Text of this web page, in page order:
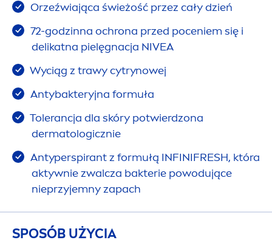
Orzeźwiająca świeżość przez cały dzień
72-godzinna ochrona przed poceniem się i
delikatna pielęgnacja NIVEA
Wyciąg z trawy cytrynowej
Antybakteryjna formuła
Tolerancja dla skóry potwierdzona
dermatologicznie
Antyperspirant z formułą INFINIFRESH, która
aktywnie zwalcza bakterie powodujące
nieprzyjemny zapach
SPOSÓB UŻYCIA